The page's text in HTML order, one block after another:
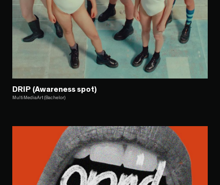
DRIP (Awareness spot)
MultiMediaArt (Bachelor)